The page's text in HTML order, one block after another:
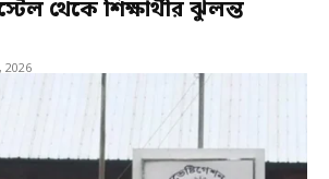
থেকে শিক্ষার্থীর ঝুলন্ত
2026